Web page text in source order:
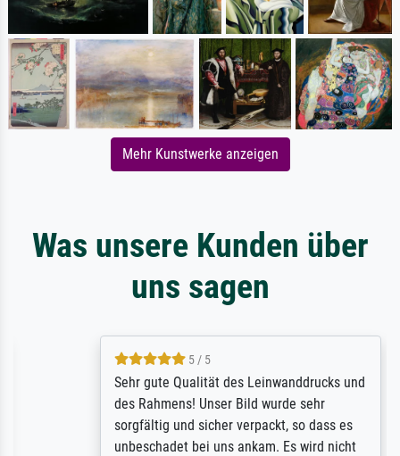
Mehr Kunstwerke anzeigen
Was unsere Kunden über
uns sagen
5 / 5
Sehr gute Qualität des Leinwanddrucks und
des Rahmens! Unser Bild wurde sehr
sorgfältig und sicher verpackt, so dass es
unbeschadet bei uns ankam. Es wird nicht